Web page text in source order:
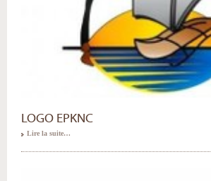
LOGO EPKNC
Lire la suite…